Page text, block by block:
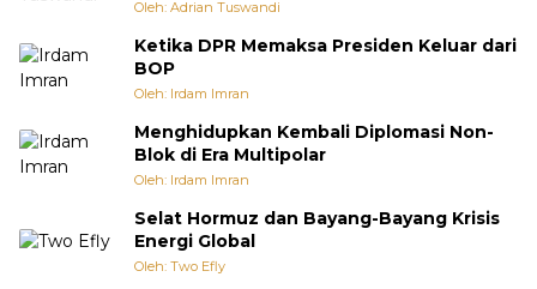
Oleh: Adrian Tuswandi
Ketika DPR Memaksa Presiden Keluar dari
BOP
Oleh: Irdam Imran
Menghidupkan Kembali Diplomasi Non-
Blok di Era Multipolar
Oleh: Irdam Imran
Selat Hormuz dan Bayang-Bayang Krisis
Energi Global
Oleh: Two Efly